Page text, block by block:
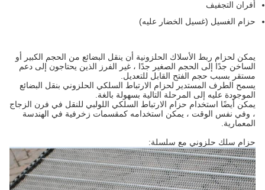
أفران التجفيف
حزام الغسيل (غسيل الخضار عليه)
يمكن لحزام ربط الأسلاك الحلزونية أن ينقل البضائع من الحجم الكبير أو
الساخن جدًا إلى الحجم الصغير جدًا ، غير الفرز الذين يحتاجون إلى دعم
مستقر بسبب حجم الفتح القابل للتعديل.
يسمح الطرف المستدير لحزام الارتباط السلكي الحلزوني بنقل البضائع
الموجودة عليه إلى المرحلة التالية بسهولة بالغة.
يمكن أيضًا استخدام حزام الارتباط السلكي اللولبي للنقل في فرن الزجاج
، وفي نفس الوقت ، يمكن استخدامه كمقسمات زخرفية في الهندسة
المعمارية.
حزام سلك حلزوني مع سلسلة: